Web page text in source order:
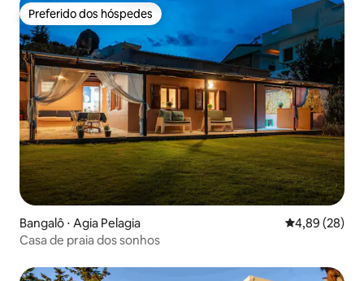
Preferido dos hóspedes
Preferido dos hóspedes
Bangalô ⋅ Agia Pelagia 4,89 de uma
4,89 (28)
Casa de praia dos sonhos